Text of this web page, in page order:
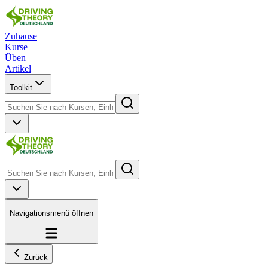
Zuhause
Kurse
Üben
Artikel
Toolkit
Navigationsmenü öffnen
Zurück